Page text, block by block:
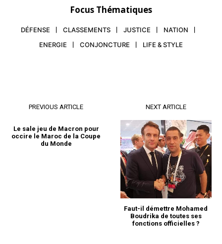
Focus Thématiques
DÉFENSE CLASSEMENTS JUSTICE
NATION
ENERGIE
CONJONCTURE LIFE & STYLE
PREVIOUS ARTICLE
Le sale jeu de Macron pour
occire le Maroc de la Coupe
du Monde
NEXT ARTICLE
Faut-il démettre Mohamed
Boudrika de toutes ses
fonctions officielles ?